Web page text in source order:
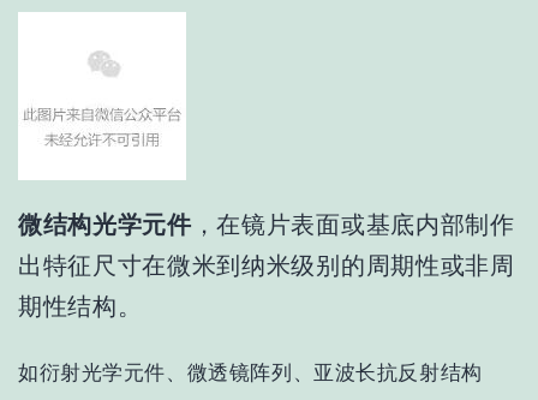
微结构光学元件 ，在镜片表面或基底内部制作
出特征尺寸在微米到纳米级别的周期性或非周
期性结构。
如衍射光学元件、 微透镜阵列 、 亚波长抗反射结构